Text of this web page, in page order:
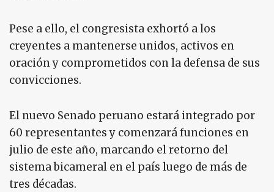
Pese a ello, el congresista exhortó a los
creyentes a mantenerse unidos, activos en
oración y comprometidos con la defensa de sus
convicciones.
El nuevo Senado peruano estará integrado por
60 representantes y comenzará funciones en
julio de este año, marcando el retorno del
sistema bicameral en el país luego de más de
tres décadas.